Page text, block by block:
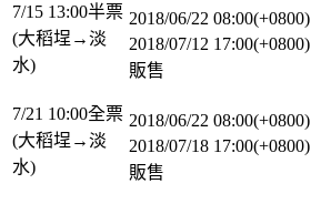
7/15 13:00半票
(大稻埕→淡
水)
2018/06/22 08:00(+0800)
2018/07/12 17:00(+0800)
販售
7/21 10:00全票
(大稻埕→淡
水)
2018/06/22 08:00(+0800)
2018/07/18 17:00(+0800)
販售